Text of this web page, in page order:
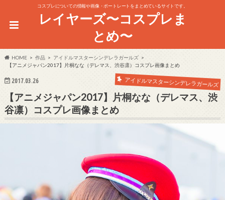
コスプレについての情報や画像・ポートレートをまとめているサイトです。
レイヤーズ〜コスプレま
とめ〜
HOME 作品
アイドルマスターシンデレラガールズ
【アニメジャパン2017】片桐なな（デレマス、渋谷凛）コスプレ画像まとめ
2017.03.26 アイドルマスターシンデレラガールズ
【アニメジャパン2017】片桐なな（デレマス、渋
谷凛）コスプレ画像まとめ